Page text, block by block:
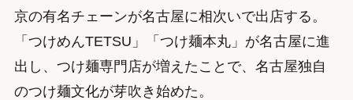
京の有名チェーンが名古屋に相次いで出店する。
「つけめんTETSU」「つけ麺本丸」が名古屋に進
出し、つけ麺専門店が増えたことで、名古屋独自
のつけ麺文化が芽吹き始めた。